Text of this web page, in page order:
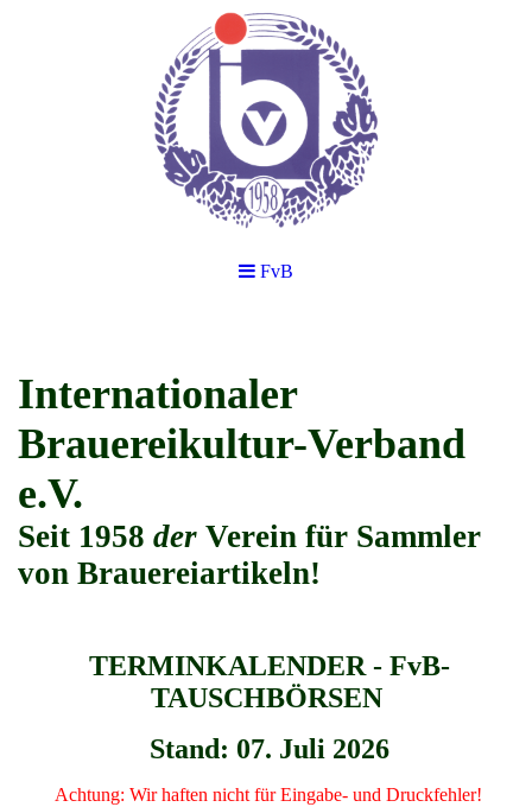
FvB
Internationaler
Brauereikultur-Verband
e.V.
Seit 1958 der Verein für Sammler
von Brauereiartikeln!
TERMINKALENDER - FvB-
TAUSCHBÖRSEN
Stand: 07. Juli 2026
Achtung: Wir haften nicht für Eingabe- und Druckfehler!